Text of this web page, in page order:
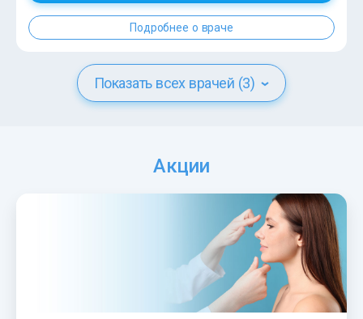
Подробнее о враче
Показать всех врачей (3)
Акции